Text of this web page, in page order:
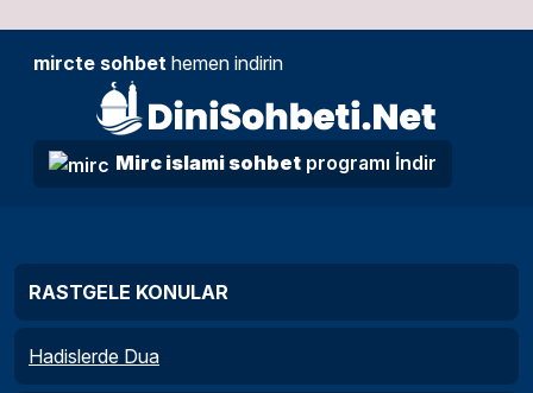
mircte sohbet hemen indirin
Mirc islami sohbet programı İndir
RASTGELE KONULAR
Hadislerde Dua